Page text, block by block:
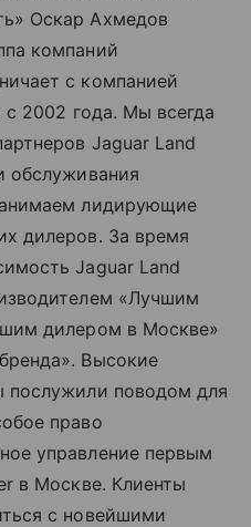
Оскар Ахмедов
компаний
с компанией
2002 года. Мы всегда
Jaguar Land
обслуживания
лидирующие
дилеров. За время
Jaguar Land
«Лучшим
дилером в Москве»
Высокие
послужили поводом для
право
управление первым
в Москве. Клиенты
с новейшими